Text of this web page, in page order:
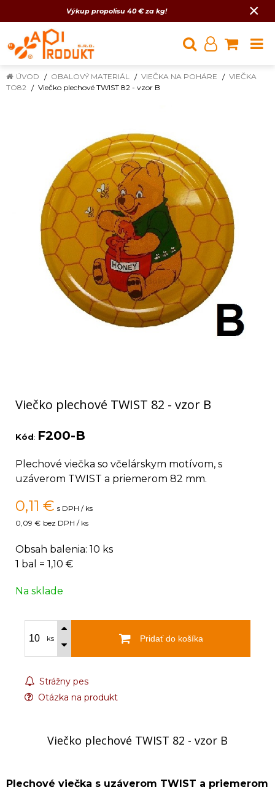
Výkup propolisu 40 € za kg! ×
ÚVOD OBALOVÝ MATERIÁL VIEČKA NA POHÁRE
VIEČKA
TO82
Viečko plechové TWIST 82 - vzor B
Viečko plechové TWIST 82 - vzor B
Kód: F200-B
Plechové viečka so včelárskym motívom, s
uzáverom TWIST a priemerom 82 mm.
0,11 € s DPH / ks
0,09 € bez DPH / ks
Obsah balenia: 10 ks
1 bal = 1,10 €
Na sklade
ks Pridať do košíka
Strážny pes
Otázka na produkt
Viečko plechové TWIST 82 - vzor B
Plechové viečka s uzáverom TWIST a priemerom